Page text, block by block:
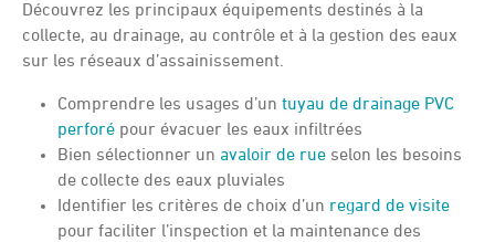
Découvrez les principaux équipements destinés à la
collecte, au drainage, au contrôle et à la gestion des eaux
sur les réseaux d’assainissement.
Comprendre les usages d’un tuyau de drainage PVC
perforé pour évacuer les eaux infiltrées
Bien sélectionner un avaloir de rue selon les besoins
de collecte des eaux pluviales
Identifier les critères de choix d’un regard de visite
pour faciliter l’inspection et la maintenance des